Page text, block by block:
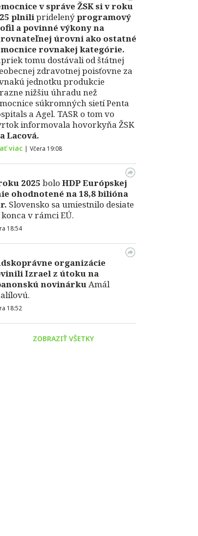
v správe ŽSK si v roku
plnilipridelenýprogramový
a povinné výkony na
úrovni ako ostatné
rovnakej kategórie.
tomu dostávali od štátnej
zdravotnej poisťovne za
jednotku produkcie
nižšiu úhradu než
súkromných sietí Penta
a Agel. TASR o tom vo
informovala hovorkyňa ŽSK
Lacová.
viac | Včera 19:08
2025 bolo HDPEurópskej
ohodnotené na 18,8 bilióna
Slovensko sa umiestnilo desiate
konca v rámci EÚ.
18:54
organizácie
Izrael z útoku na
novinárkuAmál
18:52
ZOBRAZIŤ VŠETKY